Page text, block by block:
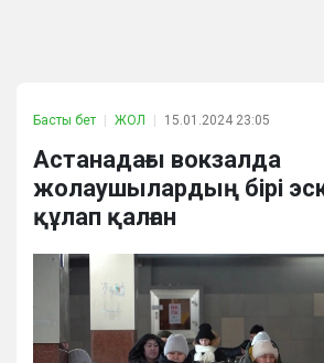
Басты бет ЖОЛ 15.01.2024 23:05
Астанадағы вокзалда
жолаушылардың бірі
құлап қалған